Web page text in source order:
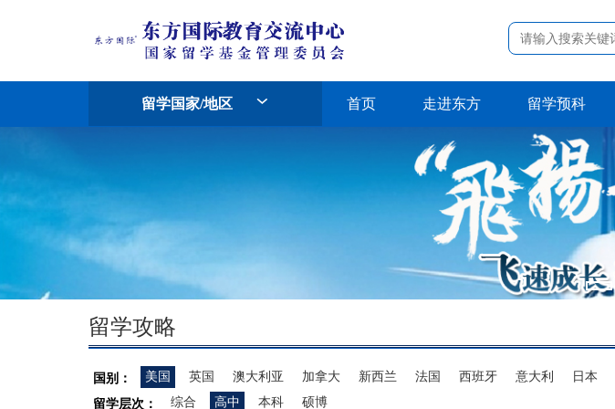
留学国家/地区 首页 走进东方 留学预科
留学攻略
国别： 美国 英国 澳大利亚 加拿大 新西兰 法国 西班牙 意大利 日本
留学层次：
综合 高中 本科 硕博